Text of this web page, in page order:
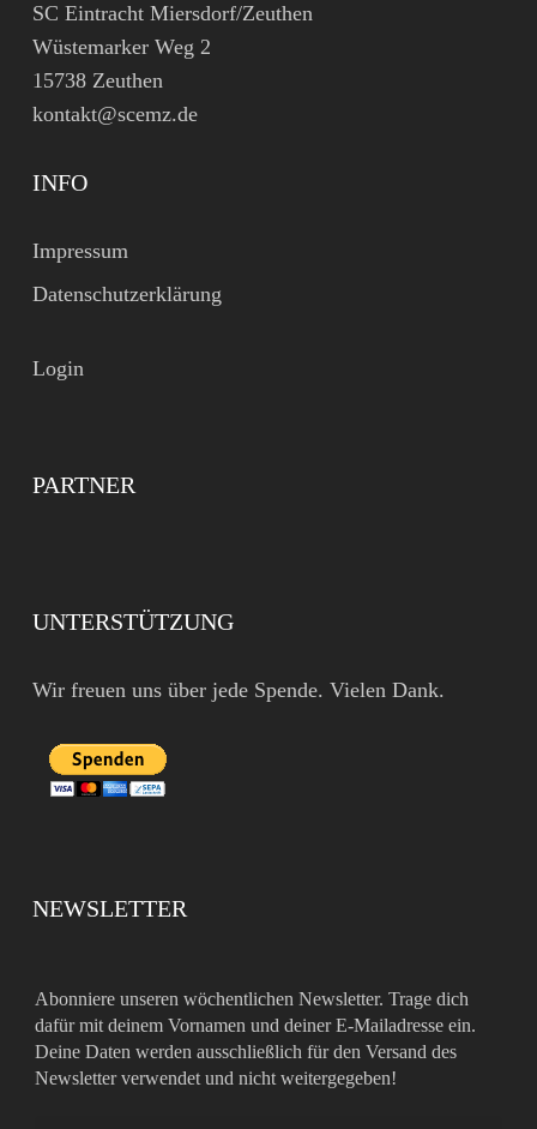
SC Eintracht Miersdorf/Zeuthen
Wüstemarker Weg 2
15738 Zeuthen
kontakt@scemz.de
INFO
Impressum
Datenschutzerklärung
Login
PARTNER
UNTERSTÜTZUNG
Wir freuen uns über jede Spende. Vielen Dank.
NEWSLETTER
Abonniere unseren wöchentlichen Newsletter. Trage dich
dafür mit deinem Vornamen und deiner E-Mailadresse ein.
Deine Daten werden ausschließlich für den Versand des
Newsletter verwendet und nicht weitergegeben!